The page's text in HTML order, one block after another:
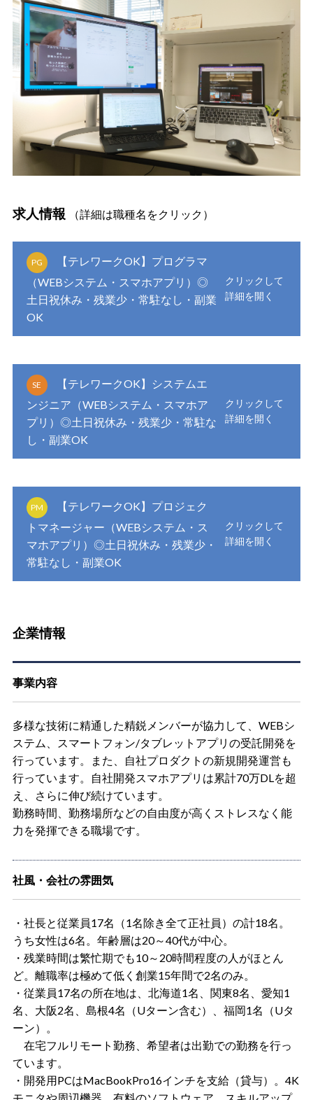
求人情報 （詳細は職種名をクリック）
PG
【テレワークOK】プログラマ
（WEBシステム・スマホアプリ）◎
土日祝休み・残業少・常駐なし・副業
OK
SE
【テレワークOK】システムエ
ンジニア（WEBシステム・スマホア
プリ）◎土日祝休み・残業少・常駐な
し・副業OK
PM
【テレワークOK】プロジェク
トマネージャー（WEBシステム・ス
マホアプリ）◎土日祝休み・残業少・
常駐なし・副業OK
企業情報
事業内容
多様な技術に精通した精鋭メンバーが協力して、WEBシ
ステム、スマートフォン/タブレットアプリの受託開発を
行っています。また、自社プロダクトの新規開発運営も
行っています。自社開発スマホアプリは累計70万DLを超
え、さらに伸び続けています。
勤務時間、勤務場所などの自由度が高くストレスなく能
力を発揮できる職場です。
社風・会社の雰囲気
・社長と従業員17名（1名除き全て正社員）の計18名。
うち女性は6名。年齢層は20～40代が中心。
・残業時間は繁忙期でも10～20時間程度の人がほとん
ど。離職率は極めて低く創業15年間で2名のみ。
・従業員17名の所在地は、北海道1名、関東8名、愛知1
名、大阪2名、島根4名（Uターン含む）、福岡1名（Uタ
ーン）。
在宅フルリモート勤務、希望者は出勤での勤務を行っ
ています。
・開発用PCはMacBookPro16インチを支給（貸与）。4K
モニタや周辺機器、有料のソフトウェア、スキルアップ